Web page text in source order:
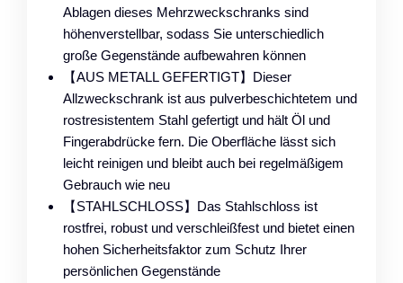
Ablagen dieses Mehrzweckschranks sind
höhenverstellbar, sodass Sie unterschiedlich
große Gegenstände aufbewahren können
【AUS METALL GEFERTIGT】Dieser
Allzweckschrank ist aus pulverbeschichtetem und
rostresistentem Stahl gefertigt und hält Öl und
Fingerabdrücke fern. Die Oberfläche lässt sich
leicht reinigen und bleibt auch bei regelmäßigem
Gebrauch wie neu
【STAHLSCHLOSS】Das Stahlschloss ist
rostfrei, robust und verschleißfest und bietet einen
hohen Sicherheitsfaktor zum Schutz Ihrer
persönlichen Gegenstände